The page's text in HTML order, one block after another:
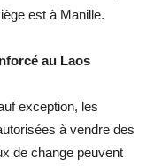
est à Manille.
au Laos
exception, les
à vendre des
de change peuvent